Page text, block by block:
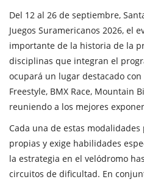
Del 12 al 26 de septiembre,
Juegos Suramericanos 2026, el
importante de la historia de la
disciplinas que integran el
ocupará un lugar destacado
Freestyle, BMX Race, Mountain
reuniendo a los mejores
Cada una de estas
propias y exige habilidades
la estrategia en el velódromo
circuitos de dificultad. En